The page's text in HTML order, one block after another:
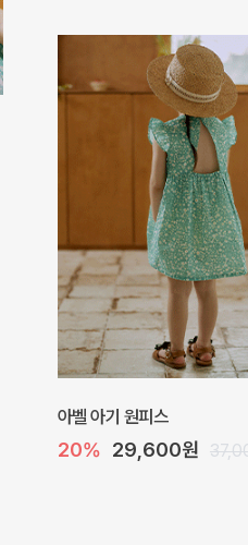
아벨 아기 원피스
20% 29,600원